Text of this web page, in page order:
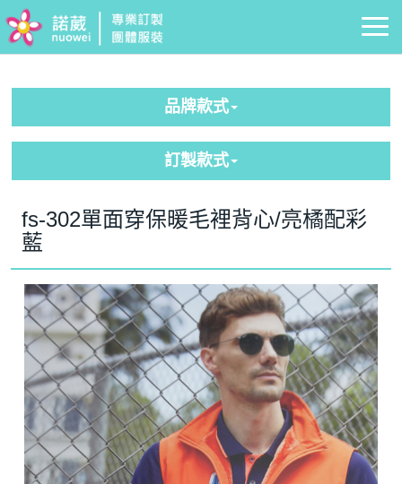
品牌款式
訂製款式
fs-302單面穿保暖毛裡背心/亮橘配彩
藍